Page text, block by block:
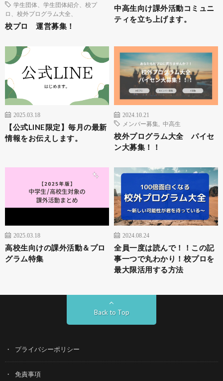
学生団体、学生団体紹介、校プ
ロ、校外プログラム大全、
校プロ 運営募集！
中高生向け課外活動コミュニ
ティを立ち上げます。
2025.03.18
【公式LINE限定】毎月の最新
情報をお伝えします。
2024.10.21
メンバー募集
中高生
校外プログラム大全 パイセ
ン大募集！！
2025.03.18
高校生向けの課外活動＆プロ
グラム特集
2024.08.24
全員一度は読んで！！この記
事一つで丸わかり！校プロを
最大限活用する方法
Back to Top
プライバシーポリシー
免責事項